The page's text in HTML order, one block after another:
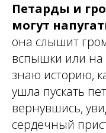
Петарды и
могут
она слышит
вспышки или на
знаю историю,
ушла пускать
вернувшись,
сердечный